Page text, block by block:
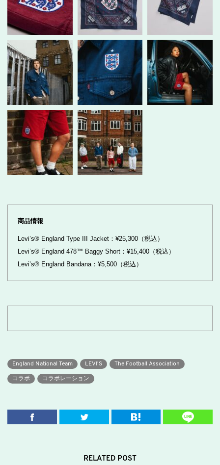
商品情報
Levi’s® England Type III Jacket：¥25,300（税込）
Levi’s® England 478™ Baggy Short：¥15,400（税込）
Levi’s® England Bandana：¥5,500（税込）
England National Team LEVI'S The Football Association
コラボ コラボレーション
RELATED POST